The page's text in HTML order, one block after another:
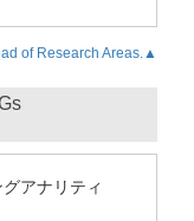
of Research Areas.▲
アナリティ